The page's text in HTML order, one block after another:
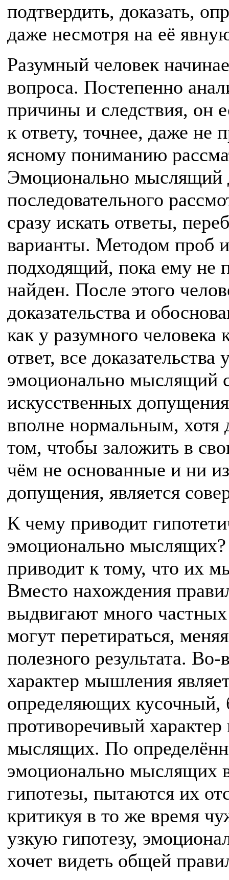
подтвердить, доказать,
даже несмотря на её
Разумный человек
вопроса. Постепенно
причины и следствия, он
к ответу, точнее, даже не
ясному пониманию
Эмоционально мыслящий
последовательного
сразу искать ответы,
варианты. Методом проб
подходящий, пока ему не
найден. После этого
доказательства и
как у разумного
ответ, все
эмоционально мыслящий
искусственных
вполне нормальным, хотя
том, чтобы заложить в
чём не основанные и ни
допущения, является
К чему приводит
эмоционально
приводит к тому, что их
Вместо нахождения
выдвигают много частных
могут перетираться,
полезного результата.
характер мышления
определяющих кусочный,
противоречивый
мыслящих. По
эмоционально мыслящих
гипотезы, пытаются их
критикуя в то же время
узкую гипотезу,
хочет видеть общей